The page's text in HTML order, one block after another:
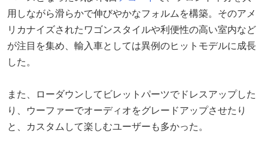
用しながら滑らかで伸びやかなフォルムを構築。そのアメ
リカナイズされたワゴンスタイルや利便性の高い室内など
が注目を集め、輸入車としては異例のヒットモデルに成長
した。
また、ローダウンしてビレットパーツでドレスアップした
り、ウーファーでオーディオをグレードアップさせたり
と、カスタムして楽しむユーザーも多かった。